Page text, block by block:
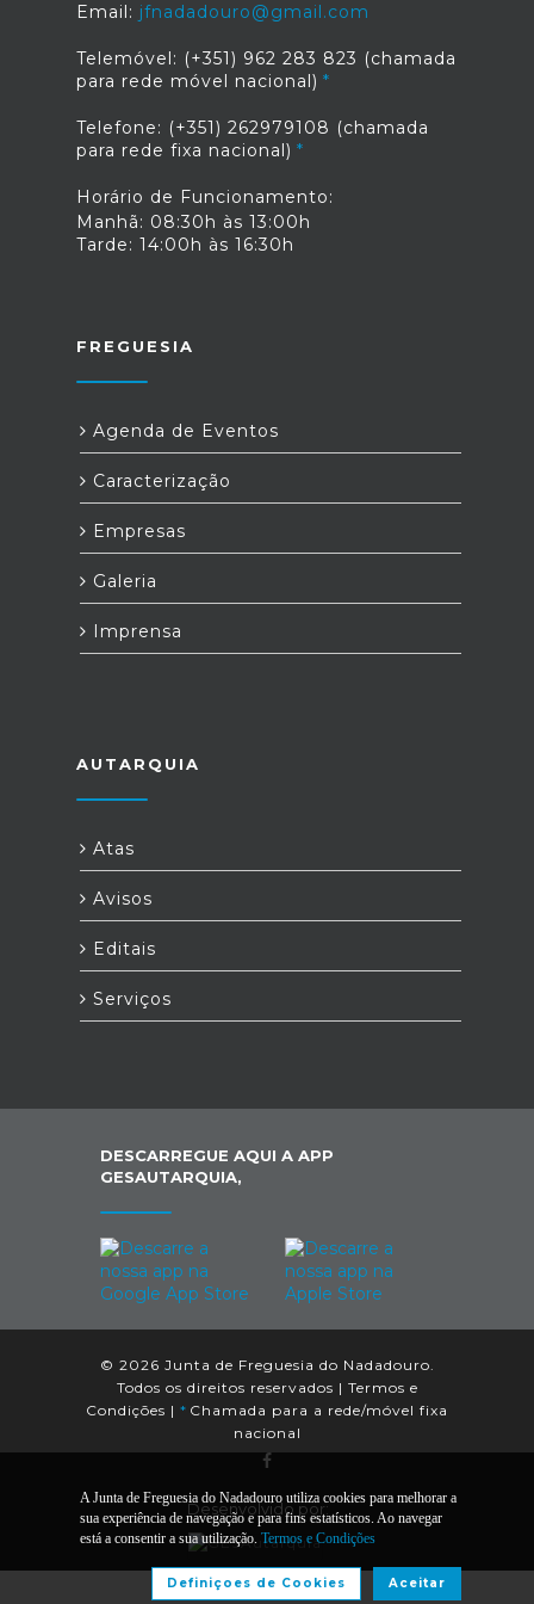
Email: jfnadadouro@gmail.com
Telemóvel: (+351) 962 283 823 (chamada
para rede móvel nacional)
Telefone: (+351) 262979108 (chamada
para rede fixa nacional)
Horário de Funcionamento:
Manhã: 08:30h às 13:00h
Tarde: 14:00h às 16:30h
FREGUESIA
Agenda de Eventos
Caracterização
Empresas
Galeria
Imprensa
AUTARQUIA
Atas
Avisos
Editais
Serviços
DESCARREGUE AQUI A APP
GESAUTARQUIA,
© 2026 Junta de Freguesia do Nadadouro.
Todos os direitos reservados | Termos e
Condições | * Chamada para a rede/móvel fixa
nacional
Desenvolvido por:
A Junta de Freguesia do Nadadouro utiliza cookies para melhorar a
sua experiência de navegação e para fins estatísticos. Ao navegar
está a consentir a sua utilização. Termos e Condições
Aceitar
Definiçoes de Cookies